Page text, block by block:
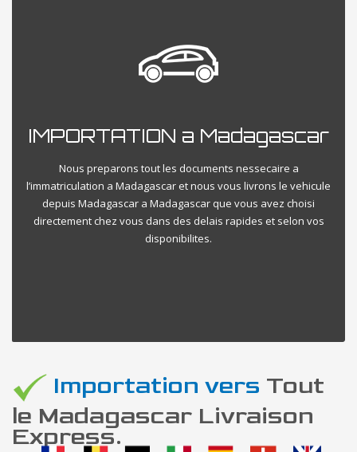
IMPORTATION a Madagascar
Nous preparons tout les documents nessecaire a
l’immatriculation a Madagascar et nous vous livrons le vehicule
depuis Madagascar a Madagascar que vous avez choisi
directement chez vous dans des delais rapides et selon vos
disponibilites.
Importation vers Tout
le Madagascar Livraison
Express.